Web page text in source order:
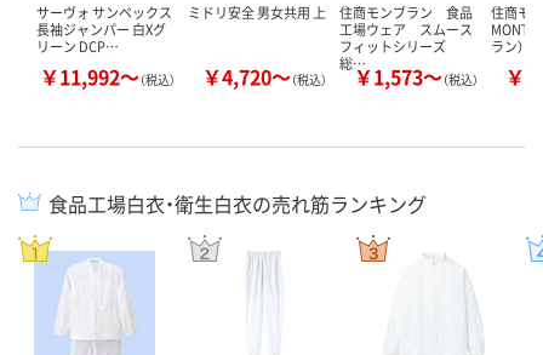
サーヴォ サンペックス
長袖ジャンパー 白Xグ
リーン DCP…
￥11,992～（税込）
ミドリ安全 男女共用 上
￥4,720～（税込）
住商モンブラン 食品
工場ウェア スムース
フィットシリーズ
総…￥1,573～（税込）
住商モ
ラン）
￥
食品工場白衣・衛生白衣の売れ筋ランキング